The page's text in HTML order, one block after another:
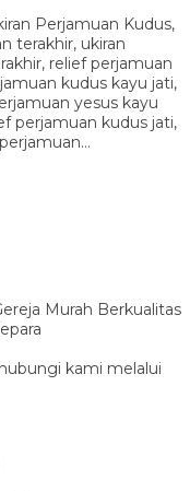
Perjamuan Kudus,
terakhir, ukiran
relief perjamuan
kudus kayu jati,
yesus kayu
perjamuan kudus jati,
Murah Berkualitas
kami melalui